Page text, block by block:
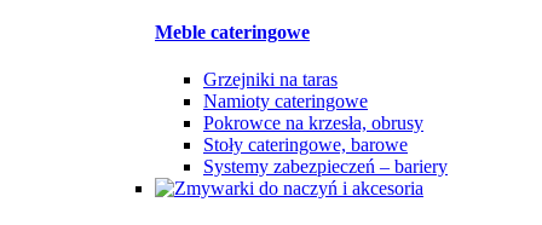
Meble cateringowe
Grzejniki na taras
Namioty cateringowe
Pokrowce na krzesła, obrusy
Stoły cateringowe, barowe
Systemy zabezpieczeń – bariery